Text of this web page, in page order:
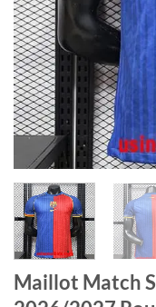
Maillot Match